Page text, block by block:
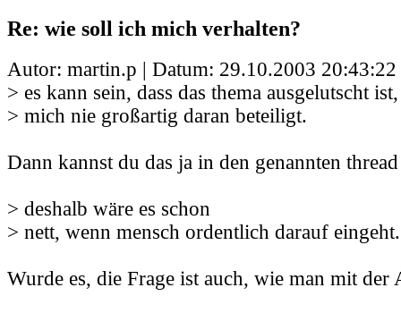
Re: wie soll ich mich verhalten?
Autor: martin.p | Datum: 29.10.2003 20:43:22
> es kann sein, dass das thema ausgelutscht
> mich nie großartig daran beteiligt.
Dann kannst du das ja in den genannten
> deshalb wäre es schon
> nett, wenn mensch ordentlich darauf
Wurde es, die Frage ist auch, wie man mit der